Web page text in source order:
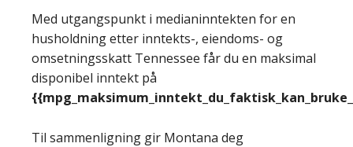
Med utgangspunkt i medianinntekten for en
husholdning etter inntekts-, eiendoms- og
omsetningsskatt Tennessee får du en maksimal
disponibel inntekt på
Til sammenligning gir Montana deg